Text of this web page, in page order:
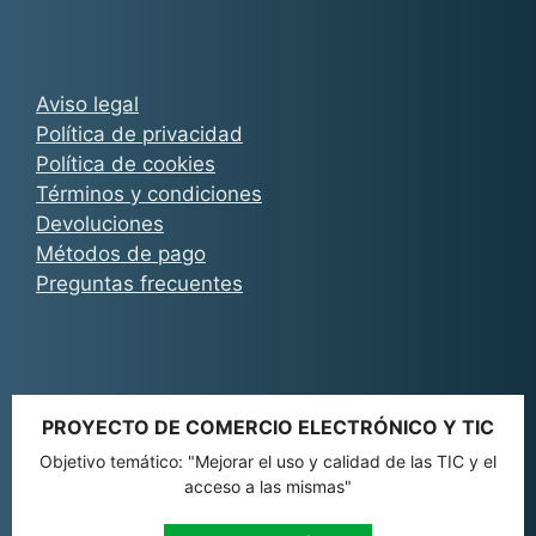
Aviso legal
Política de privacidad
Política de cookies
Términos y condiciones
Devoluciones
Métodos de pago
Preguntas frecuentes
PROYECTO DE COMERCIO ELECTRÓNICO Y TIC
Objetivo temático: "Mejorar el uso y calidad de las TIC y el
acceso a las mismas"